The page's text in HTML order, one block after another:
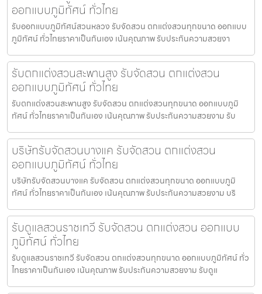
ออกแบบภูมิทัศน์ ทั่วไทย
รับออกแบบภูมิทัศน์สวนหลวง รับจัดสวน ตกแต่งสวนทุกขนาด ออกแบบ
ภูมิทัศน์ ทั่วไทยราคาเป็นกันเอง เน้นคุณภาพ รับประกันความสวยงา
รับตกแต่งสวนสะพานสูง รับจัดสวน ตกแต่งสวน
ออกแบบภูมิทัศน์ ทั่วไทย
รับตกแต่งสวนสะพานสูง รับจัดสวน ตกแต่งสวนทุกขนาด ออกแบบภูมิ
ทัศน์ ทั่วไทยราคาเป็นกันเอง เน้นคุณภาพ รับประกันความสวยงาม รับ
บริษัทรับจัดสวนบางแค รับจัดสวน ตกแต่งสวน
ออกแบบภูมิทัศน์ ทั่วไทย
บริษัทรับจัดสวนบางแค รับจัดสวน ตกแต่งสวนทุกขนาด ออกแบบภูมิ
ทัศน์ ทั่วไทยราคาเป็นกันเอง เน้นคุณภาพ รับประกันความสวยงาม บริ
รับดูแลสวนราชเทวี รับจัดสวน ตกแต่งสวน ออกแบบ
ภูมิทัศน์ ทั่วไทย
รับดูแลสวนราชเทวี รับจัดสวน ตกแต่งสวนทุกขนาด ออกแบบภูมิทัศน์ ทั่ว
ไทยราคาเป็นกันเอง เน้นคุณภาพ รับประกันความสวยงาม รับดูแ